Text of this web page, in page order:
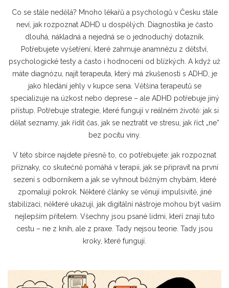
Co se stále nedělá? Mnoho lékařů a psychologů v Česku stále
neví, jak rozpoznat ADHD u dospělých. Diagnostika je často
dlouhá, nákladná a nejedná se o jednoduchý dotazník.
Potřebujete vyšetření, které zahrnuje anamnézu z dětství,
psychologické testy a často i hodnocení od blízkých. A když už
máte diagnózu, najít terapeuta, který má zkušenosti s ADHD, je
jako hledání jehly v kupce sena. Většina terapeutů se
specializuje na úzkost nebo deprese – ale ADHD potřebuje jiný
přístup. Potřebuje strategie, které fungují v reálném životě: jak si
dělat seznamy, jak řídit čas, jak se neztratit ve stresu, jak říct „ne“
bez pocitu viny.
V této sbírce najdete přesně to, co potřebujete: jak rozpoznat
příznaky, co skutečně pomáhá v terapii, jak se připravit na první
sezení s odborníkem a jak se vyhnout běžným chybám, které
zpomalují pokrok. Některé články se věnují impulsivitě, jiné
stabilizaci, některé ukazují, jak digitální nástroje mohou být vaším
nejlepším přítelem. Všechny jsou psané lidmi, kteří znají tuto
cestu – ne z knih, ale z praxe. Tady nejsou teorie. Tady jsou
kroky, které fungují.